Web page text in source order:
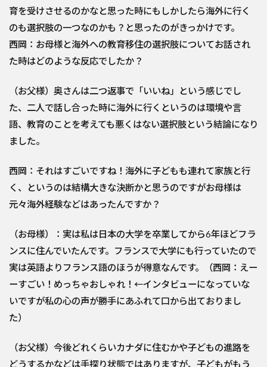
育を受けさせるのかなと思った時にもしかしたら海外に行く
のも選択肢の一つなのかも？と思ったのがきっかけです。
西岡：お母様と海外への教育移住の選択肢についてお話され
た時はどのような反応でしたか？
（お父様）奥さんは二つ返事で「いいね」という感じでし
た、二人で話し合った時に海外に行くというのは環境や言
語、教育のことを考えても悪くはない選択肢という結論になり
ました。
西岡：それはすごいですね！海外に子どもも連れて家族と行
く、というのは結構大きな決断かと思うのですがお母様は
元々海外経験などはあったんですか？
（お母様）：実は私は日本の大学を卒業してから6年ほどフラ
ンスに住んでいたんです。フランスで大学にも行っていたので
実は英語よりフランス語のほうが得意なんです。（西岡：えー
ーすごい！めっちゃおしゃれ！←インタビューになっていな
いですが私の心の声が勝手にあふれて口から出ておりまし
た）
（お父様）今後どれくらいカナダに住むかや子どもの進路を
どうするかなどは手探り状態ではありますが、子どもがもう